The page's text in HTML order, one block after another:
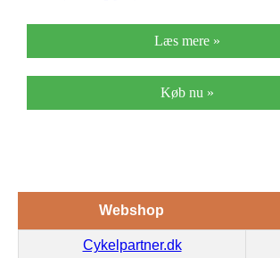
Læs mere »
Køb nu »
Webshop
Cykelpartner.dk